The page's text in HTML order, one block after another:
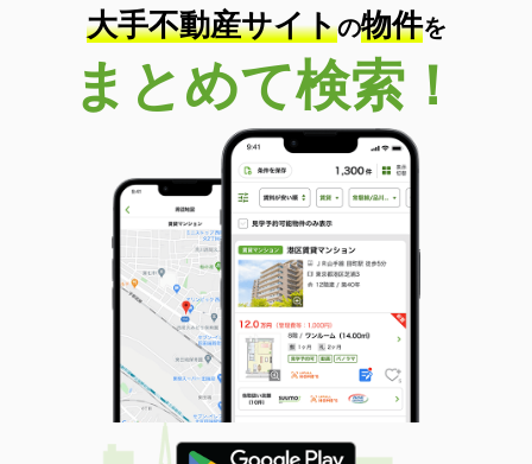
大手不動産サイトの物件を
まとめて検索！